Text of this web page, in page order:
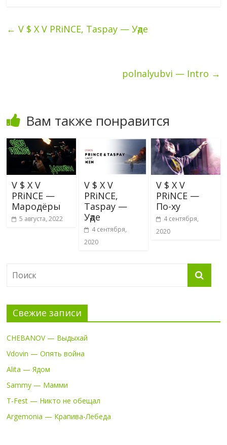
← V $ X V PRiNCE, Taspay — Уәде
polnalyubvi — Intro →
Вам также понравится
V $ X V
PRiNCE —
Мародёры
5 августа, 2022
V $ X V
PRiNCE,
Taspay —
Уәде
4 сентября,
2020
V $ X V
PRiNCE —
По-ху
4 сентября,
2020
Свежие записи
CHEBANOV — Выдыхай
Vdovin — Опять война
Alita — Ядом
Sammy — Мамми
T-Fest — Никто не обещал
Argemonia — Крапива-Лебеда